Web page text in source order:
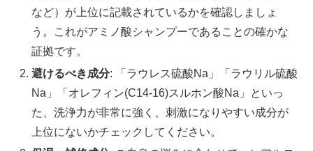
など）が上位に記載されているかを確認しましょ
う。これがアミノ酸シャンプーであることの確かな
証拠です。
避けるべき成分: 「ラウレス硫酸Na」「ラウリル硫酸
Na」「オレフィン(C14-16)スルホン酸Na」といっ
た、洗浄力が非常に強く、刺激になりやすい成分が
上位にないかチェックしてください。